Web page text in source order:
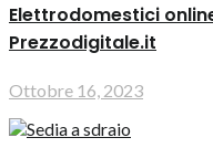
Elettrodomestici
Prezzodigitale.it
Ottobre 16, 2023